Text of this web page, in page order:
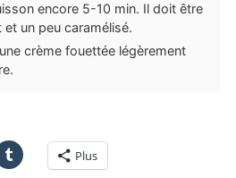
encore 5-10 min. Il doit être
un peu caramélisé.
crème fouettée légèrement
Plus